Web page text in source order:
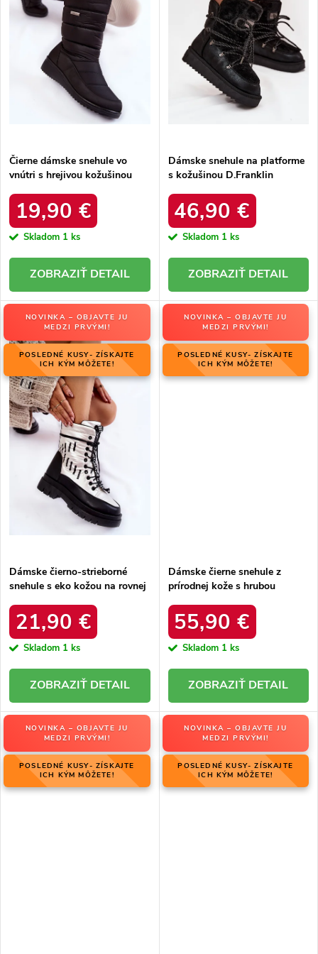
Čierne dámske snehule vo
vnútri s hrejivou kožušinou
BLACK
19,90 €
Skladom 1 ks
DETAIL
Dámske snehule na platforme
s kožušinou D.Franklin
46,90 €
Skladom 1 ks
DETAIL
NOVINKA – OBJAVTE JU
MEDZI PRVÝMI!
POSLEDNÉ KUSY- ZÍSKAJTE
ICH KÝM MÔŽETE!
Dámske čierno-strieborné
snehule s eko kožou na rovnej
34586 SREBRNY
21,90 €
Skladom 1 ks
DETAIL
NOVINKA – OBJAVTE JU
MEDZI PRVÝMI!
POSLEDNÉ KUSY- ZÍSKAJTE
ICH KÝM MÔŽETE!
Dámske čierne snehule z
prírodnej kože s hrubou
produktu OO274A206
55,90 €
Skladom 1 ks
DETAIL
NOVINKA – OBJAVTE JU
MEDZI PRVÝMI!
POSLEDNÉ KUSY- ZÍSKAJTE
ICH KÝM MÔŽETE!
NOVINKA – OBJAVTE JU
MEDZI PRVÝMI!
POSLEDNÉ KUSY- ZÍSKAJTE
ICH KÝM MÔŽETE!